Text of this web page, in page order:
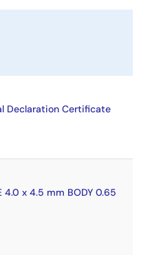
Declaration Certificate
4.0 x 4.5 mm BODY 0.65